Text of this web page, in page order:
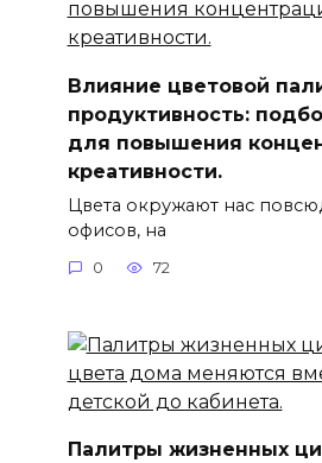
Влияние цветовой
продуктивность:
для повышения
креативности.
Цвета окружают нас
офисов, на
0 72
Палитры жизненных